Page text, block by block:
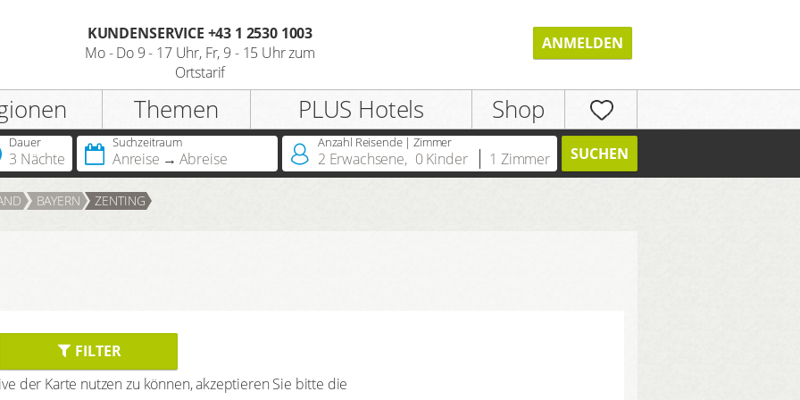
Registrieren
Sie besitzen bereits eine
KUNDENSERVICE +43 1 2530 1003
Mo - Do 9 - 17 Uhr, Fr, 9 - 15 Uhr zum
Ortstarif
ANMELDEN
Themen PLUS Hotels Shop
Dauer
3 Nächte
Suchzeitraum
Anreise Abreise
Anzahl Reisende | Zimmer
2 Erwachsene, 0 Kinder 1 Zimmer SUCHEN
BAYERN ZENTING
FILTER
der Karte nutzen zu können, akzeptieren Sie bitte die